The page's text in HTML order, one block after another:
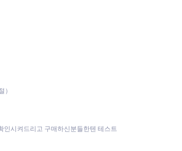
）
인시켜드리고 구매하신분들한텐 테스트